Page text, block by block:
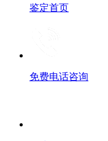
鉴定首页
免费电话咨询